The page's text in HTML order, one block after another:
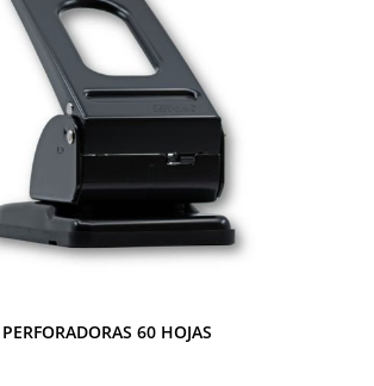
PERFORADORAS 60 HOJAS